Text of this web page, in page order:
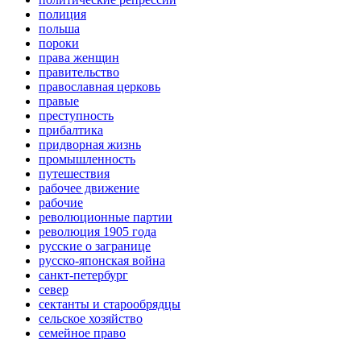
полиция
польша
пороки
права женщин
правительство
православная церковь
правые
преступность
прибалтика
придворная жизнь
промышленность
путешествия
рабочее движение
рабочие
революционные партии
революция 1905 года
русские о загранице
русско-японская война
санкт-петербург
север
сектанты и старообрядцы
сельское хозяйство
семейное право